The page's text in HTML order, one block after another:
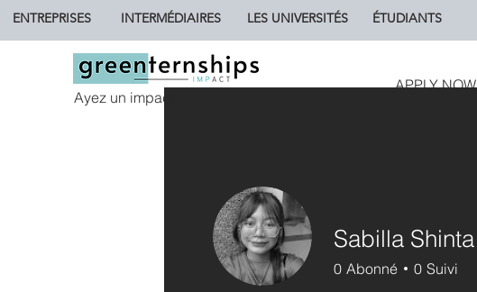
ENTREPRISES INTERMÉDIAIRES LES UNIVERSITÉS ÉTUDIANTS
Ayez un impact.
APPLY NOW
Sabilla Shinta
0 Abonné 0 Suivi